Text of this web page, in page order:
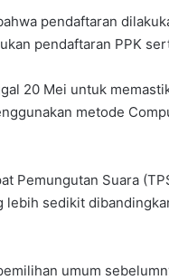
pendaftaran
pendaftaran PPK
20 Mei untuk
metode
Pemungutan Suara
lebih sedikit
umum